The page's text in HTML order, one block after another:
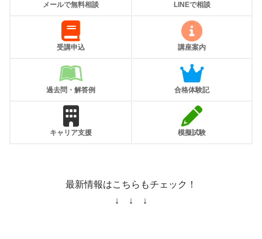
メールで無料相談 LINEで相談
受講申込 講座案内
過去問・解答例 合格体験記
キャリア支援 模擬試験
最新情報はこちらもチェック！
↓ ↓ ↓